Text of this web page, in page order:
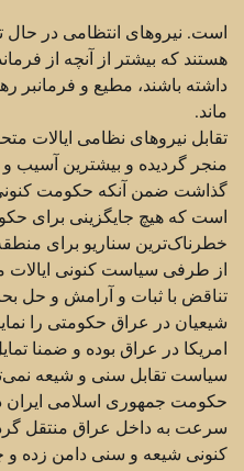
است. نیروهای انتظامی در حال
هستند که بیشتر از آنچه از
داشته باشند، مطیع و فرمانبر
ماند.
تقابل نیروهای نظامی ایالات
منجر گردیده و بیشترین آسیب
گذاشت ضمن آنکه حکومت
است که هیچ جایگزینی برای
خطرناک‌ترین سناریو برای
از طرفی سیاست کنونی ایالات
تناقض با ثبات و آرامش و حل
شیعیان در عراق حکومتی را
امریکا در عراق بوده و ضمنا
سیاست تقابل سنی و شیعه
حکومت جمهوری اسلامی ایران
سرعت به داخل عراق منتقل
کنونی شیعه و سنی دامن زده و